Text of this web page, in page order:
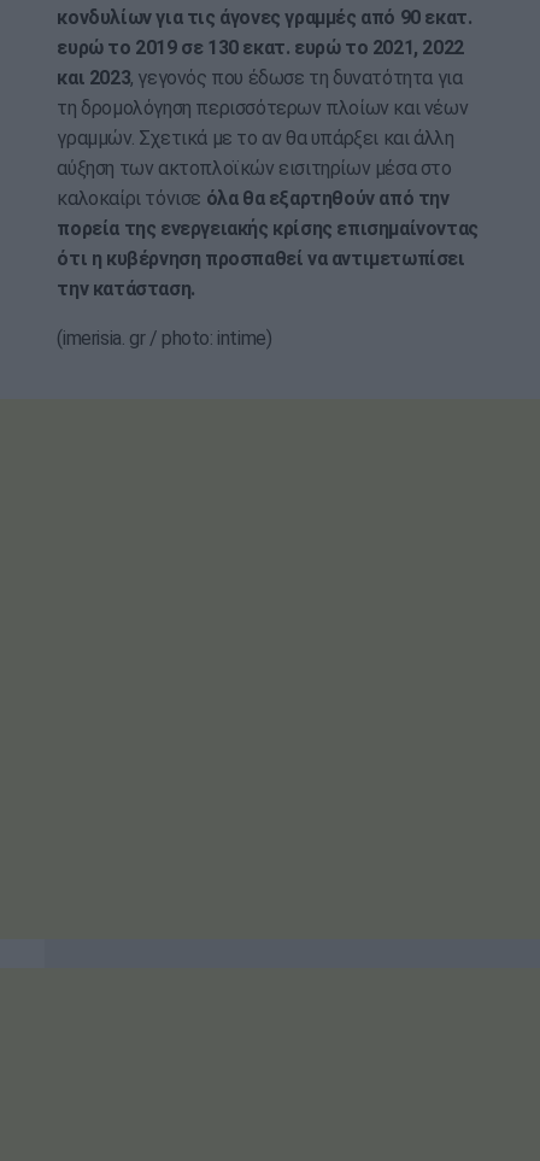
κονδυλίων για τις άγονες γραμμές από 90 εκατ.
ευρώ το 2019 σε 130 εκατ. ευρώ το 2021, 2022
και 2023, γεγονός που έδωσε τη δυνατότητα για
τη δρομολόγηση περισσότερων πλοίων και νέων
γραμμών. Σχετικά με το αν θα υπάρξει και άλλη
αύξηση των ακτοπλοϊκών εισιτηρίων μέσα στο
καλοκαίρι τόνισε όλα θα εξαρτηθούν από την
πορεία της ενεργειακής κρίσης επισημαίνοντας
ότι η κυβέρνηση προσπαθεί να αντιμετωπίσει
την κατάσταση.
(imerisia. gr / photo: intime)